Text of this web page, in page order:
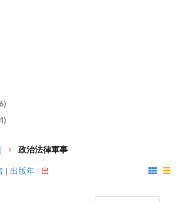
政治法律軍事
出版年
出